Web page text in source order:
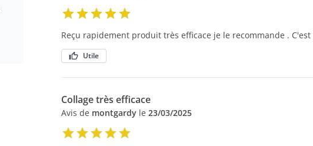
Reçu rapidement produit très efficace je le recommande .
Utile
Collage très efficace
Avis de montgardy le 23/03/2025